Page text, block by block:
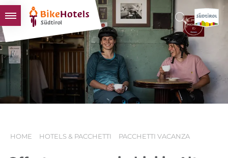
BIKEHOTELS
HOTELS & PACCHETTI
TOUR & TERRITORI
L'ALTO ADIGE & NOI
HOME HOTELS & PACCHETTI PACCHETTI VACANZA